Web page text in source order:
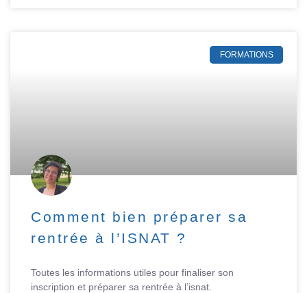
FORMATIONS
Comment bien préparer sa
rentrée à l’ISNAT ?
Toutes les informations utiles pour finaliser son
inscription et préparer sa rentrée à l’isnat.